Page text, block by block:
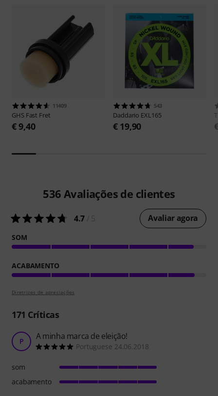
11409
GHS Fast Fret
€ 9,40
543
Daddario EXL165
€ 19,90
536 Avaliações de clientes
4.7 Avaliar agora
SOM
ACABAMENTO
Diretrizes de apreciações
171 Críticas
P A minha marca de eleição!
Portuguese 24.06.2018
som
acabamento